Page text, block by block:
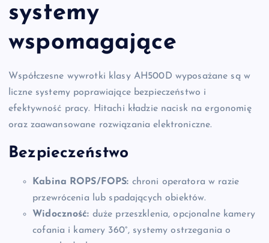
systemy
wspomagające
Współczesne wywrotki klasy AH500D wyposażane są w
liczne systemy poprawiające bezpieczeństwo i
efektywność pracy. Hitachi kładzie nacisk na ergonomię
oraz zaawansowane rozwiązania elektroniczne.
Bezpieczeństwo
Kabina ROPS/FOPS: chroni operatora w razie
przewrócenia lub spadających obiektów.
Widoczność: duże przeszklenia, opcjonalne kamery
cofania i kamery 360°, systemy ostrzegania o